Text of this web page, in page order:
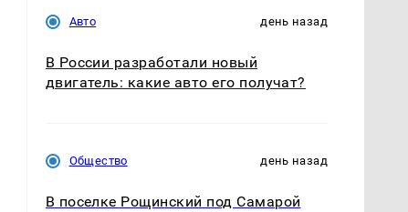
Авто день назад
В России разработали новый
двигатель: какие авто его получат?
Общество день назад
В поселке Рощинский под Самарой